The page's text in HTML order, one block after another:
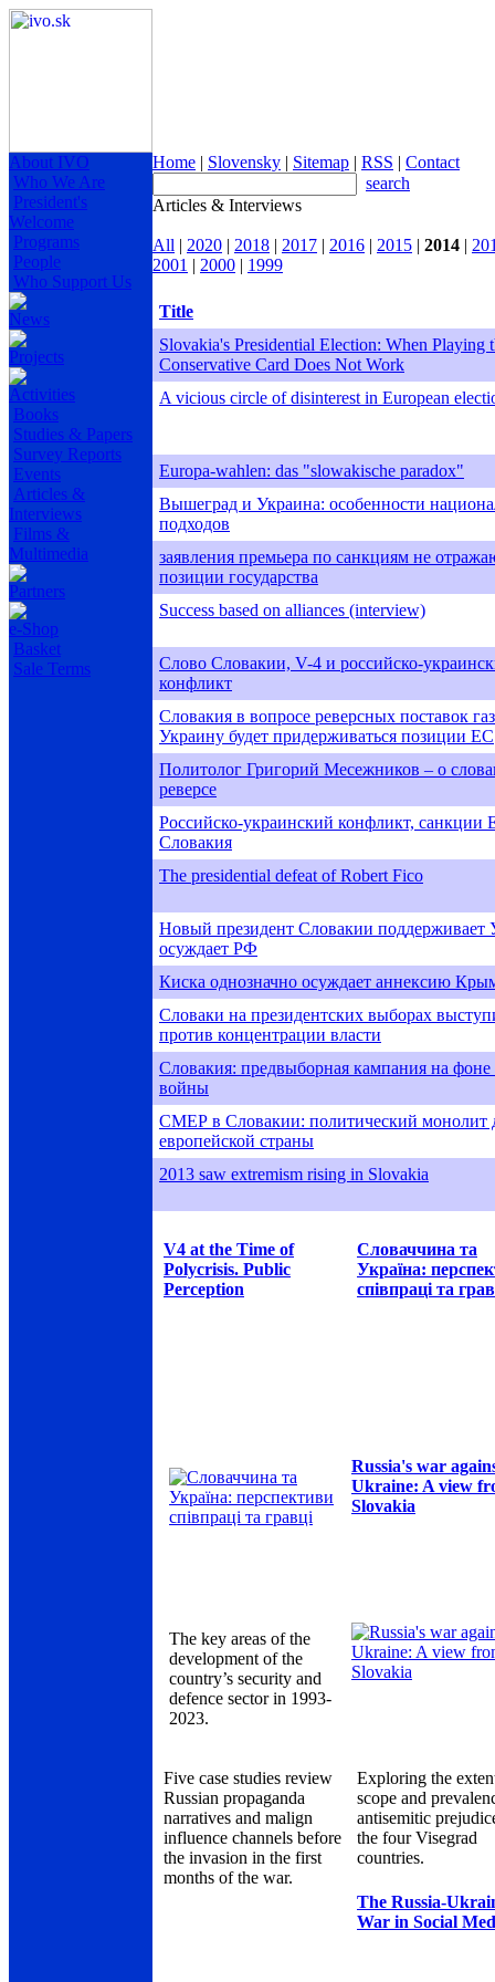
About IVO
Who We Are
President's
Welcome
Programs
People
Who Support Us
News
Projects
Activities
Books
Studies & Papers
Survey Reports
Events
Articles &
Interviews
Films &
Multimedia
Partners
e-Shop
Basket
Sale Terms
Home | Slovensky | Sitemap | RSS | Contact
search
Articles & Interviews
All | 2020 | 2018 | 2017 | 2016 | 2015 | 2014 |
2001 | 2000 | 1999
Title
Slovakia's Presidential Election: When Playing
Conservative Card Does Not Work
A vicious circle of disinterest in European
Europa-wahlen: das "slowakische paradox"
Вышеград и Украина: особенности
подходов
заявления премьера по санкциям не
позиции государства
Success based on alliances (interview)
Слово Словакии, V-4 и российско-
конфликт
Словакия в вопросе реверсных поставок
Украину будет придерживаться позиции ЕС
Политолог Григорий Месежников – о
реверсе
Российско-украинский конфликт, санкции
Словакия
The presidential defeat of Robert Fico
Новый президент Словакии поддерживает
осуждает РФ
Киска однозначно осуждает аннексию
Словаки на президентских выборах
против концентрации власти
Словaкия: прeдвыборнaя кaмпaния нa
войны
СМЕР в Словакии: политический монолит
европейской страны
2013 saw extremism rising in Slovakia
V4 at the Time of
Polycrisis. Public
Perception
Словаччина та
Україна:
співпраці та
Russia's war
Ukraine: A view
Slovakia
The key areas of the
development of the
country’s security and
defence sector in 1993-
2023.
Five case studies review
Russian propaganda
narratives and malign
influence channels before
the invasion in the first
months of the war.
Exploring the
scope and
antisemitic
the four Visegrad
countries.
The Russia-
War in Social